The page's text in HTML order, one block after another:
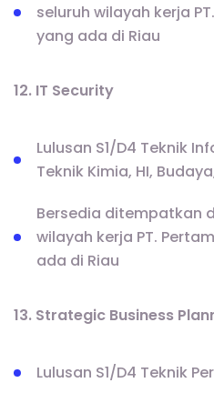
seluruh wilayah kerja
yang ada di Riau
12. IT Security
Lulusan S1/D4 Teknik
Teknik Kimia, HI,
Bersedia ditempatkan
wilayah kerja PT.
ada di Riau
13. Strategic Business
Lulusan S1/D4 Teknik